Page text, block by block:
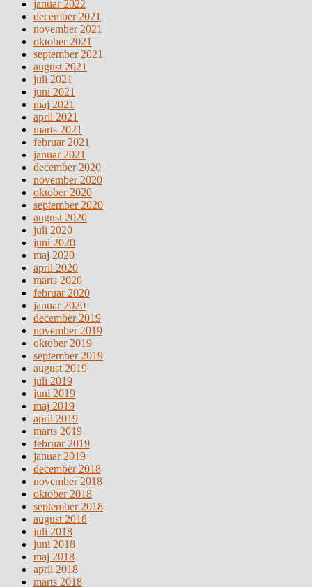
januar 2022
december 2021
november 2021
oktober 2021
september 2021
august 2021
juli 2021
juni 2021
maj 2021
april 2021
marts 2021
februar 2021
januar 2021
december 2020
november 2020
oktober 2020
september 2020
august 2020
juli 2020
juni 2020
maj 2020
april 2020
marts 2020
februar 2020
januar 2020
december 2019
november 2019
oktober 2019
september 2019
august 2019
juli 2019
juni 2019
maj 2019
april 2019
marts 2019
februar 2019
januar 2019
december 2018
november 2018
oktober 2018
september 2018
august 2018
juli 2018
juni 2018
maj 2018
april 2018
marts 2018